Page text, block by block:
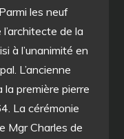
les neuf
de la
à l’unanimité en
L’ancienne
la première pierre
La cérémonie
Mgr Charles de